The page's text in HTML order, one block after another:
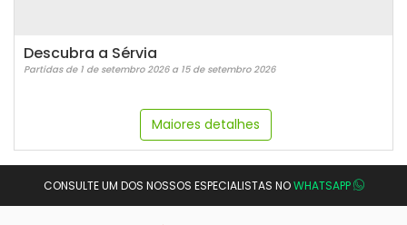
Descubra a Sérvia
Partidas de 1 de setembro 2026 a 15 de setembro 2026
Maiores detalhes
CONSULTE UM DOS NOSSOS ESPECIALISTAS NOWHATSAPP